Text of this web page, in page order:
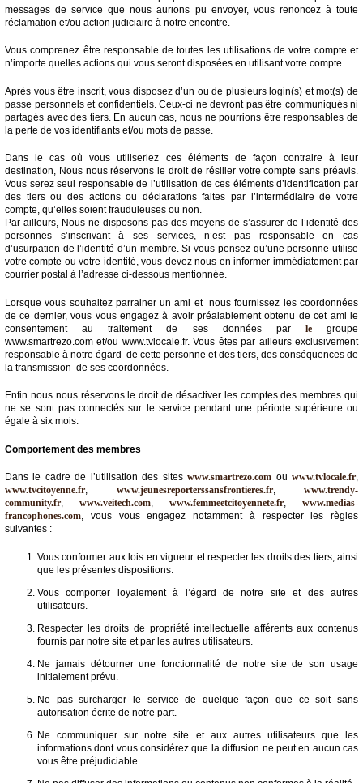
messages de service que nous aurions pu envoyer, vous renoncez à toute
réclamation et/ou action judiciaire à notre encontre.
Vous comprenez être responsable de toutes les utilisations de votre compte et
n’importe quelles actions qui vous seront disposées en utilisant votre compte.
Après vous être inscrit, vous disposez d’un ou de plusieurs login(s) et mot(s) de
passe personnels et confidentiels. Ceux-ci ne devront pas être communiqués ni
partagés avec des tiers. En aucun cas, nous ne pourrions être responsables de
la perte de vos identifiants et/ou mots de passe.
Dans le cas où vous utiliseriez ces éléments de façon contraire à leur
destination, Nous nous réservons le droit de résilier votre compte sans préavis.
Vous serez seul responsable de l’utilisation de ces éléments d’identification par
des tiers ou des actions ou déclarations faites par l’intermédiaire de votre
compte, qu’elles soient frauduleuses ou non.
Par ailleurs, Nous ne disposons pas des moyens de s’assurer de l’identité des
personnes s’inscrivant à ses services, n’est pas responsable en cas
d’usurpation de l’identité d’un membre. Si vous pensez qu’une personne utilise
votre compte ou votre identité, vous devez nous en informer immédiatement par
courrier postal à l’adresse ci-dessous mentionnée.
Lorsque vous souhaitez parrainer un ami et nous fournissez les coordonnées
de ce dernier, vous vous engagez à avoir préalablement obtenu de cet ami le
consentement au traitement de ses données par legroupe
www.smartrezo.com et/ou www.tvlocale.fr. Vous êtes par ailleurs exclusivement
responsable à notre égard de cette personne et des tiers, des conséquences de
la transmission de ses coordonnées.
Enfin nous nous réservons le droit de désactiver les comptes des membres qui
ne se sont pas connectés sur le service pendant une période supérieure ou
égale à six mois.
Comportement des membres
Dans le cadre de l’utilisation des siteswww.smartrezo.com ouwww.tvlocale.fr,
www.tvcitoyenne.fr, www.jeunesreporterssansfrontieres.fr, www.trendy-
community.fr, www.veitech.com, www.femmeetcitoyennete.fr, www.medias-
francophones.com, vous vous engagez notamment à respecter les règles
suivantes :
Vous conformer aux lois en vigueur et respecter les droits des tiers, ainsi
que les présentes dispositions.
Vous comporter loyalement à l’égard de notre site et des autres
utilisateurs.
Respecter les droits de propriété intellectuelle afférents aux contenus
fournis par notre site et par les autres utilisateurs.
Ne jamais détourner une fonctionnalité de notre site de son usage
initialement prévu.
Ne pas surcharger le service de quelque façon que ce soit sans
autorisation écrite de notre part.
Ne communiquer sur notre site et aux autres utilisateurs que les
informations dont vous considérez que la diffusion ne peut en aucun cas
vous être préjudiciable.